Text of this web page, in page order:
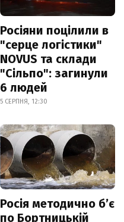
Росіяни поцілили в
"серце логістики"
NOVUS та склади
"Сільпо": загинули
6 людей
5 СЕРПНЯ, 12:30
Росія методично б’є
по Бортницькій